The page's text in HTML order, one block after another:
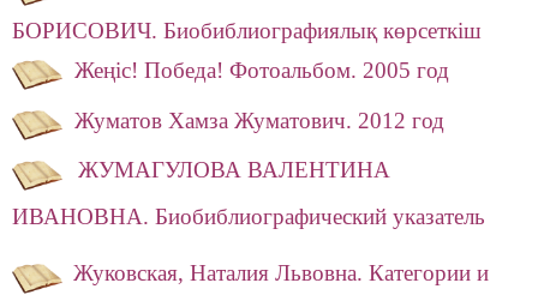
БОРИСОВИЧ. Биобиблиографиялық көрсеткіш
Жеңiс! Победа! Фотоальбом. 2005 год
Жуматов Хамза Жуматович. 2012 год
ЖУМАГУЛОВА ВАЛЕНТИНА
ИВАНОВНА. Биобиблиографический указатель
Жуковская, Наталия Львовна. Категории и